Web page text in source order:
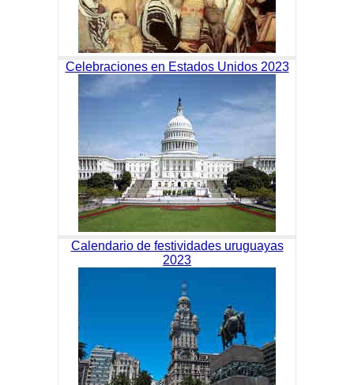
Celebraciones en Estados Unidos 2023
Calendario de festividades uruguayas
2023